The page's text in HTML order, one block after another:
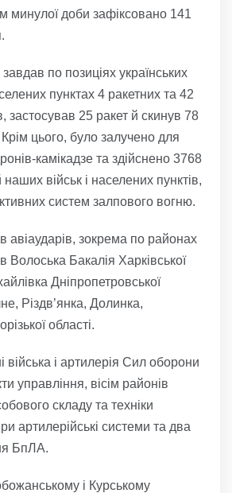
минулої доби зафіксовано 141
по позиціях українських
пунктах 4 ракетних та 42
застосував 25 ракет й скинув 78
цього, було залучено для
камікадзе та здійснено 3768
наших військ і населених пунктів,
систем залпового вогню.
авіаударів, зокрема по районах
Волоська Бакалія Харківської
Дніпропетровської
Різдв’янка, Долинка,
області.
війська і артилерія Сил оборони
управління, вісім районів
складу та техніки
артилерійські системи та два
БпЛА.
і Курському